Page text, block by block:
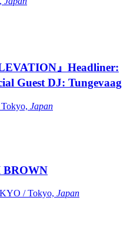
』Headliner:
Guest DJ: Tungevaag
Japan
BROWN
/ Tokyo, Japan